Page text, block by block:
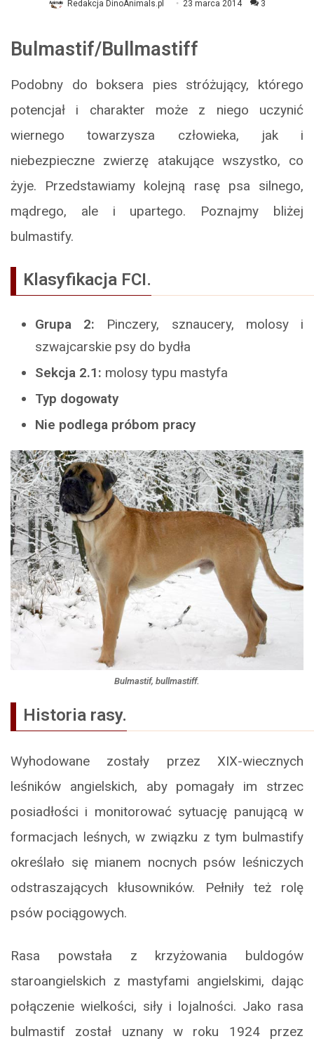
Redakcja DinoAnimals.pl 23 marca 2014 3
Bulmastif/Bullmastiff
Podobny do boksera pies stróżujący, którego
potencjał i charakter może z niego uczynić
wiernego towarzysza człowieka, jak i
niebezpieczne zwierzę atakujące wszystko, co
żyje. Przedstawiamy kolejną rasę psa silnego,
mądrego, ale i upartego. Poznajmy bliżej
bulmastify.
Klasyfikacja FCI.
Grupa 2: Pinczery, sznaucery, molosy i
szwajcarskie psy do bydła
Sekcja 2.1: molosy typu mastyfa
Typ dogowaty
Nie podlega próbom pracy
Bulmastif, bullmastiff.
Historia rasy.
Wyhodowane zostały przez XIX-wiecznych
leśników angielskich, aby pomagały im strzec
posiadłości i monitorować sytuację panującą w
formacjach leśnych, w związku z tym bulmastify
określało się mianem nocnych psów leśniczych
odstraszających kłusowników. Pełniły też rolę
psów pociągowych.
Rasa powstała z krzyżowania buldogów
staroangielskich z mastyfami angielskimi, dając
połączenie wielkości, siły i lojalności. Jako rasa
bulmastif został uznany w roku 1924 przez